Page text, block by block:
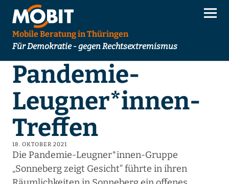
Mobile Beratung in Thüringen
Für Demokratie - gegen Rechtsextremismus
Pandemie-
Leugner*innen-
Treffen
18. OKTOBER 2021
Die Pandemie-Leugner*innen-Gruppe
„Sonneberg zeigt Gesicht“ führte in ihren